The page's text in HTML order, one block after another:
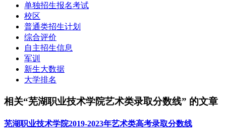
单独招生报名考试
校区
普通类招生计划
综合评价
自主招生信息
军训
新生大数据
大学排名
相关“芜湖职业技术学院艺术类录取分数线” 的文章
芜湖职业技术学院2019-2023年艺术类高考录取分数线